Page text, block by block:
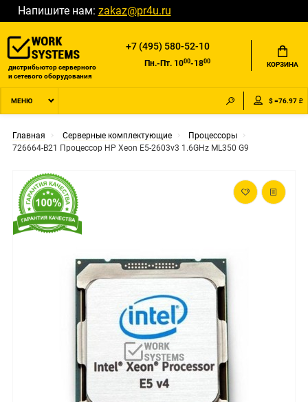
Напишите нам: zakaz@pr4u.ru
дистрибьютор серверного
и сетевого оборудования
+7 (495) 580-52-10
Пн.-Пт. 1000-1800 КОРЗИНА
МЕНЮ $ =76.97 ₽
Главная Серверные комплектующие
Процессоры
726664-B21 Процессор HP Xeon E5-2603v3 1.6GHz ML350 G9